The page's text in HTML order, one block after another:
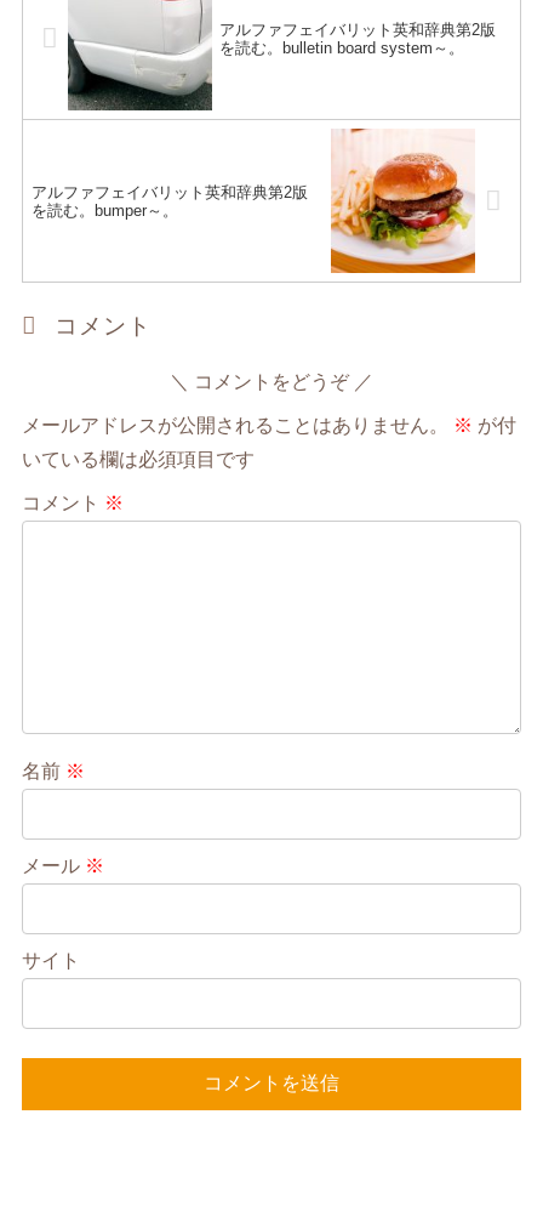
アルファフェイバリット英和辞典第2版
を読む。bulletin board system～。
アルファフェイバリット英和辞典第2版
を読む。bumper～。
コメント
コメントをどうぞ
メールアドレスが公開されることはありません。 ※ が付
いている欄は必須項目です
コメント ※
名前 ※
メール ※
サイト